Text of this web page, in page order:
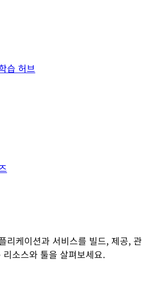
습 허브
리케이션과 서비스를 빌드, 제공, 관
소스와 툴을 살펴보세요.